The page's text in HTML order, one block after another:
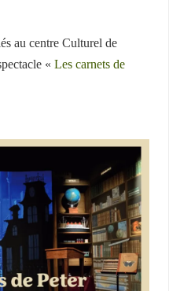
au centre Culturel de
«Les carnets de